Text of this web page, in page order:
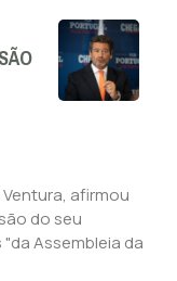
Ventura, afirmou
do seu
Assembleia da